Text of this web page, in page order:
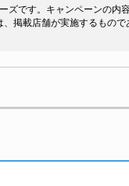
ズです。キャンペーンの内
掲載店舗が実施するもので